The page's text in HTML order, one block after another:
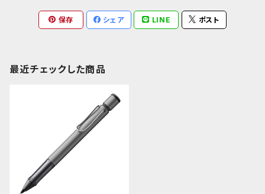
保存 シェア LINE ポスト
最近チェックした商品